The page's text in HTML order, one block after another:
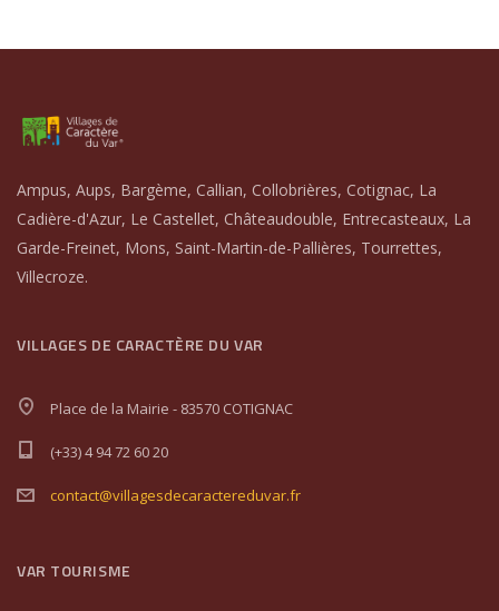
Ampus, Aups, Bargème, Callian, Collobrières, Cotignac, La
Cadière-d'Azur, Le Castellet, Châteaudouble, Entrecasteaux, La
Garde-Freinet, Mons, Saint-Martin-de-Pallières, Tourrettes,
Villecroze.
VILLAGES DE CARACTÈRE DU VAR
Place de la Mairie - 83570 COTIGNAC
(+33) 4 94 72 60 20
contact@villagesdecaractereduvar.fr
VAR TOURISME